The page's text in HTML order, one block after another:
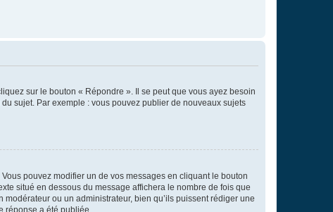
sur le bouton « Répondre ». Il se peut que vous ayez besoin
sujet. Par exemple : vous pouvez publier de nouveaux sujets
pouvez modifier un de vos messages en cliquant le bouton
situé en dessous du message affichera le nombre de fois que
modérateur ou un administrateur, bien qu’ils puissent rédiger une
réponse a été publiée.